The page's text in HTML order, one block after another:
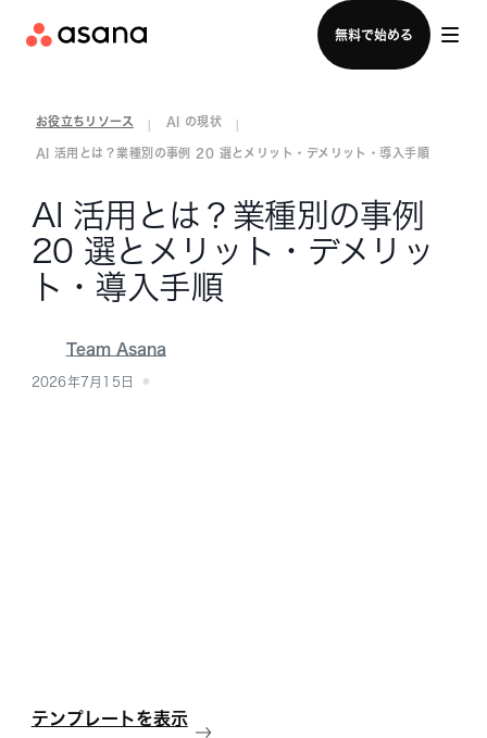
無料で始める
セールスチームに問い合わせる
お役立ちリソース AI の現状
AI 活用とは？業種別の事例 20 選とメリット・デメリット・導入手順
AI 活用とは？業種別の事例
20 選とメリット・デメリッ
ト・導入手順
Team Asana
2026年7月15日
テンプレートを表示